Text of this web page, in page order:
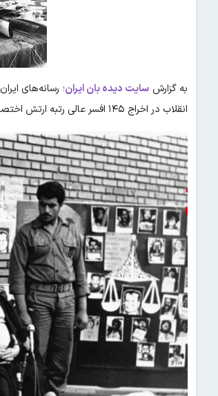
به گزارش سایت دیده بان ایران
انقلاب در اخراج ۱۴۵ افسر عالی رتبه ارتش اختصاص داده بودند.